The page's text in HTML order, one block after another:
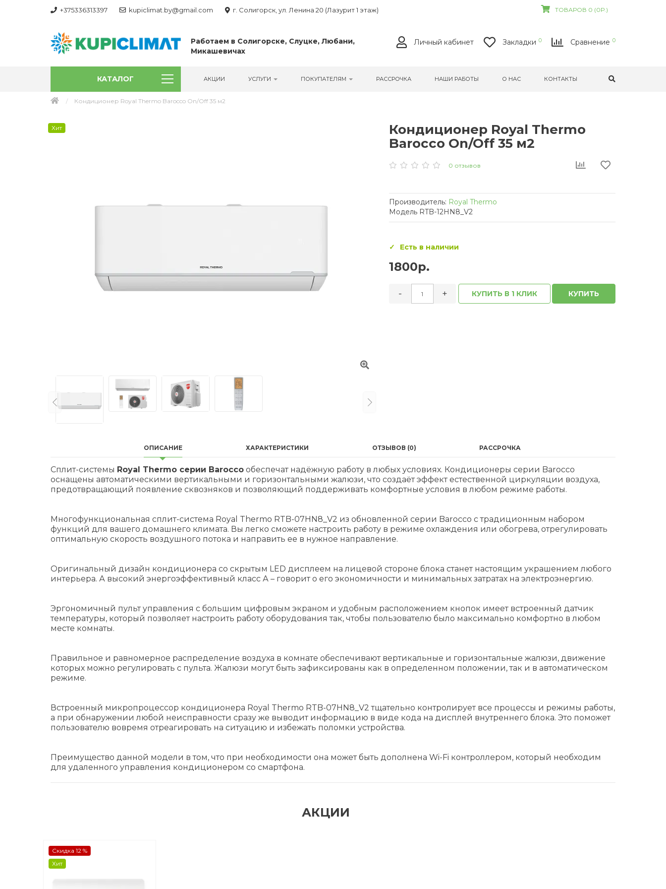
+375336313397 kupiclimat.by@gmail.com г. Солигорск, ул. Ленина 20 (Лазурит 1 этаж) ТОВАРОВ 0 (0Р.)
Работаем в Солигорске, Слуцке, Любани,
Микашевичах
Личный кабинет Закладки 0 Сравнение 0
КАТАЛОГ АКЦИИ УСЛУГИ ПОКУПАТЕЛЯМ РАССРОЧКА НАШИ РАБОТЫ О НАС КОНТАКТЫ
Кондиционер Royal Thermo Barocco On/Off 35 м2
Хит
Кондиционер Royal Thermo
Barocco On/Off 35 м2
0 отзывов
Производитель: Royal Thermo
Модель RTB-12HN8_V2
Есть в наличии
1800р.
- + КУПИТЬ В 1 КЛИК КУПИТЬ
ОПИСАНИЕ ХАРАКТЕРИСТИКИ ОТЗЫВОВ (0) РАССРОЧКА
Сплит-системы Royal Thermo серии Barocco обеспечат надёжную работу в любых условиях. Кондиционеры серии Barocco
оснащены автоматическими вертикальными и горизонтальными жалюзи, что создаёт эффект естественной циркуляции воздуха,
предотвращающий появление сквозняков и позволяющий поддерживать комфортные условия в любом режиме работы.
Многофункциональная сплит-система Royal Thermo RTB-07HN8_V2 из обновленной серии Barocco с традиционным набором
функций для вашего домашнего климата. Вы легко сможете настроить работу в режиме охлаждения или обогрева, отрегулировать
оптимальную скорость воздушного потока и направить ее в нужное направление.
Оригинальный дизайн кондиционера со скрытым LED дисплеем на лицевой стороне блока станет настоящим украшением любого
интерьера. А высокий энергоэффективный класс А – говорит о его экономичности и минимальных затратах на электроэнергию.
Эргономичный пульт управления с большим цифровым экраном и удобным расположением кнопок имеет встроенный датчик
температуры, который позволяет настроить работу оборудования так, чтобы пользователю было максимально комфортно в любом
месте комнаты.
Правильное и равномерное распределение воздуха в комнате обеспечивают вертикальные и горизонтальные жалюзи, движение
которых можно регулировать с пульта. Жалюзи могут быть зафиксированы как в определенном положении, так и в автоматическом
режиме.
Встроенный микропроцессор кондиционера Royal Thermo RTB-07HN8_V2 тщательно контролирует все процессы и режимы работы,
а при обнаружении любой неисправности сразу же выводит информацию в виде кода на дисплей внутреннего блока. Это поможет
пользователю вовремя отреагировать на ситуацию и избежать поломки устройства.
Преимущество данной модели в том, что при необходимости она может быть дополнена Wi-Fi контроллером, который необходим
для удаленного управления кондиционером со смартфона.
АКЦИИ
Скидка 12 %
Хит